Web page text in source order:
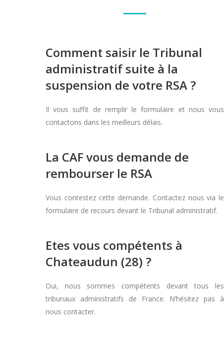
Comment saisir le Tribunal
administratif suite à la
suspension de votre RSA ?
Il vous suffit de remplir le formulaire et nous vous
contactons dans les meilleurs délais.
La CAF vous demande de
rembourser le RSA
Vous contestez cette demande. Contactez nous via le
formulaire de recours devant le Tribunal administratif.
Etes vous compétents à
Chateaudun (28) ?
Oui, nous sommes compétents devant tous les
tribunaux administratifs de France. N’hésitez pas à
nous contacter.